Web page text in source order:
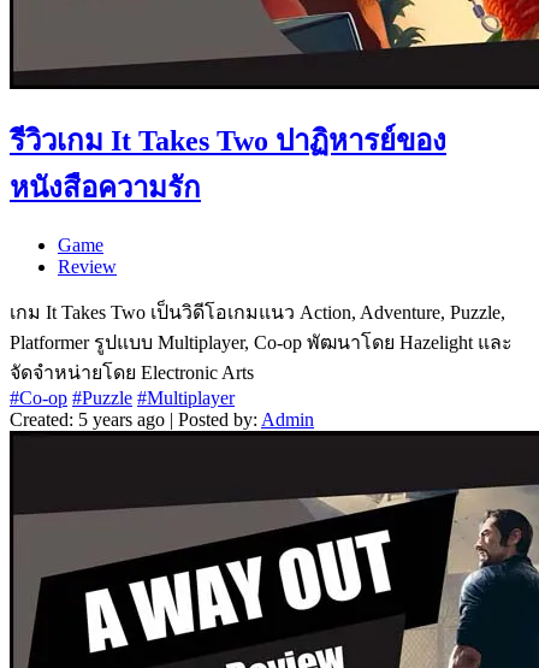
รีวิวเกม It Takes Two ปาฏิหารย์ของ
หนังสือความรัก
Game
Review
เกม It Takes Two เป็นวิดีโอเกมแนว Action, Adventure, Puzzle,
Platformer รูปแบบ Multiplayer, Co-op พัฒนาโดย Hazelight และ
จัดจำหน่ายโดย Electronic Arts
#Co-op #Puzzle #Multiplayer
Created: 5 years ago | Posted by: Admin